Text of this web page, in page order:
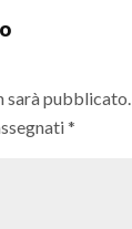
sarà pubblicato.
*